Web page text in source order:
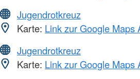
Jugendrotkreuz
Karte: Link zur Google Maps
Jugendrotkreuz
Karte: Link zur Google Maps